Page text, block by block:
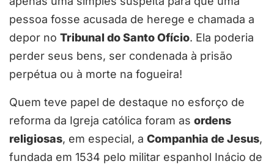
pessoa fosse acusada de herege e chamada a
depor no Tribunal do Santo Ofício. Ela poderia
perder seus bens, ser condenada à prisão
perpétua ou à morte na fogueira!
Quem teve papel de destaque no esforço de
reforma da Igreja católica foram as ordens
religiosas, em especial, a Companhia de Jesus,
fundada em 1534 pelo militar espanhol Inácio de